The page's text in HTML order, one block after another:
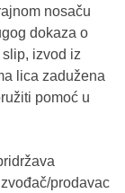
nosaču
dokaza o
izvod iz
lica zadužena
pomoć u
prodavac